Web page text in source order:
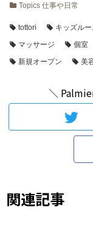
Topics 仕事や日常
tottori キッズルー
マッサージ
個室
新規オープン
美
＼
関連記事